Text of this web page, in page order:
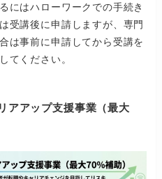
にはハローワークでの手続き
受講後に申請しますが、専門
は事前に申請してから受講を
てください。
アアップ支援事業（最大